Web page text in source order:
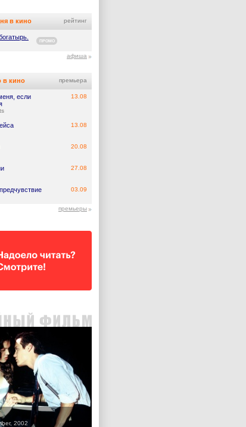
в кино рейтинг
ПРОМО
афиша
в кино премьера
если
13.08
13.08
20.08
27.08
03.09
премьеры
2002